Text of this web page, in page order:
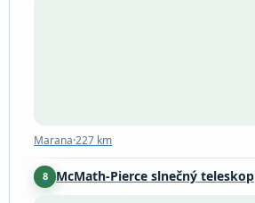
Marana·227 km
8 McMath-Pierce slnečný teleskop